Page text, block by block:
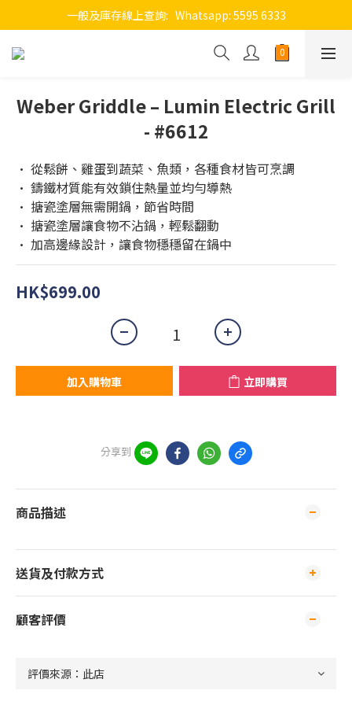
一般及庫存線上查詢:   Whatsapp: 5595 6333
Weber Griddle – Lumin Electric Grill
- #6612
• 從鬆餅、雞蛋到蔬菜、魚類，各種食材皆可烹調
• 鑄鐵材質能有效鎖住熱量並均勻導熱
• 搪瓷塗層無需開鍋，節省時間
• 搪瓷塗層讓食物不沾鍋，輕鬆翻動
• 加高邊緣設計，讓食物穩穩留在鍋中
HK$699.00
加入購物車 立即購買
分享到
商品描述
送貨及付款方式
顧客評價